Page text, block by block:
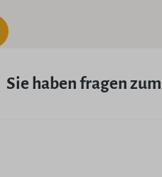
Sie haben fragen